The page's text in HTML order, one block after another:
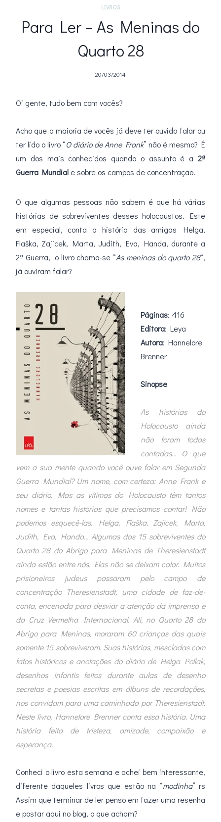
LIVROS
Para Ler – As Meninas do
Quarto 28
20/03/2014
Oi gente, tudo bem com vocês?
Acho que a maioria de vocês já deve ter ouvido falar ou
ter lido o livro “O diário de Anne Frank” não é mesmo? É
um dos mais conhecidos quando o assunto é a 2ª
Guerra Mundial e sobre os campos de concentração.
O que algumas pessoas não sabem é que há várias
histórias de sobreviventes desses holocaustos. Este
em especial, conta a história das amigas Helga,
Flaška, Zajicek, Marta, Judith, Eva, Handa, durante a
2ª Guerra, o livro chama-se “As meninas do quarto 28“,
já ouviram falar?
Páginas: 416
Editora: Leya
Autora: Hannelore
Brenner
Sinopse
As histórias do
Holocausto ainda
não foram todas
contadas… O que
vem a sua mente quando você ouve falar em Segunda
Guerra Mundial? Um nome, com certeza: Anne Frank e
seu diário. Mas as vítimas do Holocausto têm tantos
nomes e tantas histórias que precisamos contar! Não
podemos esquecê-las. Helga, Flaška, Zajicek, Marta,
Judith, Eva, Handa… Algumas das 15 sobreviventes do
Quarto 28 do Abrigo para Meninas de Theresienstadt
ainda estão entre nós. Elas não se deixam calar. Muitos
prisioneiros judeus passaram pelo campo de
concentração Theresienstadt, uma cidade de faz-de-
conta, encenada para desviar a atenção da imprensa e
da Cruz Vermelha Internacional. Ali, no Quarto 28 do
Abrigo para Meninas, moraram 60 crianças das quais
somente 15 sobreviveram. Suas histórias, mescladas com
fatos históricos e anotações do diário de Helga Pollak,
desenhos infantis feitos durante aulas de desenho
secretas e poesias escritas em álbuns de recordações,
nos convidam para uma caminhada por Theresienstadt.
Neste livro, Hannelore Brenner conta essa história. Uma
história feita de tristeza, amizade, compaixão e
esperança.
Conheci o livro esta semana e achei bem interessante,
diferente daqueles livros que estão na “modinha” rs
Assim que terminar de ler penso em fazer uma resenha
e postar aqui no blog, o que acham?